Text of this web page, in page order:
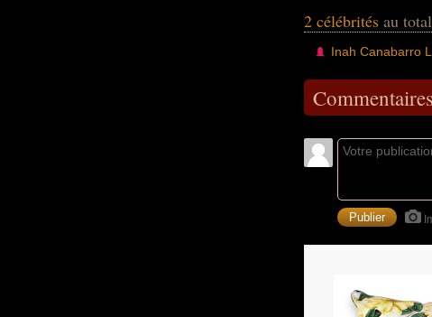
2 célébrités au total
Inah Canabarro
Commentaires